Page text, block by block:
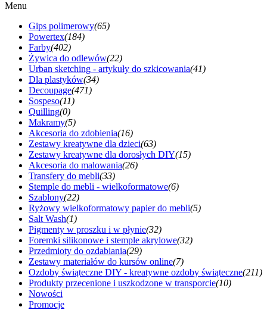
Menu
Gips polimerowy(65)
Powertex(184)
Farby(402)
Żywica do odlewów(22)
Urban sketching - artykuły do szkicowania(41)
Dla plastyków(34)
Decoupage(471)
Sospeso(11)
Quilling(0)
Makramy(5)
Akcesoria do zdobienia(16)
Zestawy kreatywne dla dzieci(63)
Zestawy kreatywne dla dorosłych DIY(15)
Akcesoria do malowania(26)
Transfery do mebli(33)
Stemple do mebli - wielkoformatowe(6)
Szablony(22)
Ryżowy wielkoformatowy papier do mebli(5)
Salt Wash(1)
Pigmenty w proszku i w płynie(32)
Foremki silikonowe i stemple akrylowe(32)
Przedmioty do ozdabiania(29)
Zestawy materiałów do kursów online(7)
Ozdoby świąteczne DIY - kreatywne ozdoby świąteczne(211)
Produkty przecenione i uszkodzone w transporcie(10)
Nowości
Promocje